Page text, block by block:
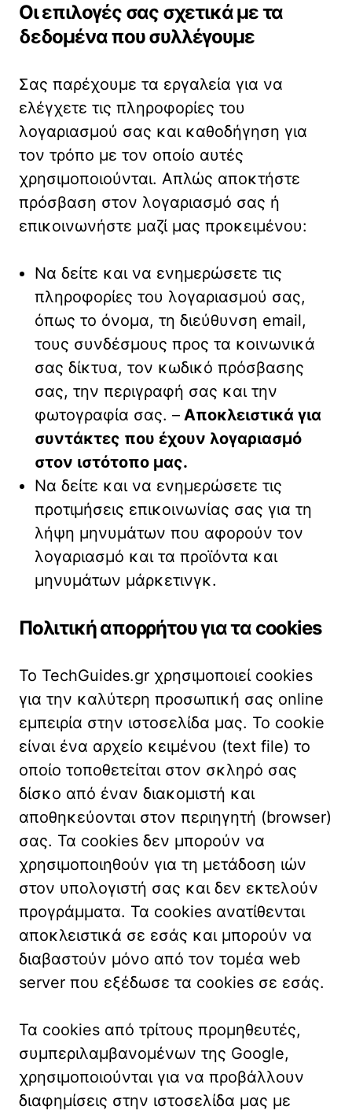
Οι επιλογές σας σχετικά με τα
δεδομένα που συλλέγουμε
Σας παρέχουμε τα εργαλεία για να
ελέγχετε τις πληροφορίες του
λογαριασμού σας και καθοδήγηση για
τον τρόπο με τον οποίο αυτές
χρησιμοποιούνται. Απλώς αποκτήστε
πρόσβαση στον λογαριασμό σας ή
επικοινωνήστε μαζί μας προκειμένου:
Να δείτε και να ενημερώσετε τις
πληροφορίες του λογαριασμού σας,
όπως το όνομα, τη διεύθυνση email,
τους συνδέσμους προς τα κοινωνικά
σας δίκτυα, τον κωδικό πρόσβασης
σας, την περιγραφή σας και την
φωτογραφία σας. – Αποκλειστικά για
συντάκτες που έχουν λογαριασμό
στον ιστότοπο μας.
Να δείτε και να ενημερώσετε τις
προτιμήσεις επικοινωνίας σας για τη
λήψη μηνυμάτων που αφορούν τον
λογαριασμό και τα προϊόντα και
μηνυμάτων μάρκετινγκ.
Πολιτική απορρήτου για τα cookies
Το TechGuides.gr χρησιμοποιεί cookies
για την καλύτερη προσωπική σας online
εμπειρία στην ιστοσελίδα μας. Το cookie
είναι ένα αρχείο κειμένου (text file) το
οποίο τοποθετείται στον σκληρό σας
δίσκο από έναν διακομιστή και
αποθηκεύονται στον περιηγητή (browser)
σας. Τα cookies δεν μπορούν να
χρησιμοποιηθούν για τη μετάδοση ιών
στον υπολογιστή σας και δεν εκτελούν
προγράμματα. Τα cookies ανατίθενται
αποκλειστικά σε εσάς και μπορούν να
διαβαστούν μόνο από τον τομέα web
server που εξέδωσε τα cookies σε εσάς.
Τα cookies από τρίτους προμηθευτές,
συμπεριλαμβανομένων της Google,
χρησιμοποιούνται για να προβάλλουν
διαφημίσεις στην ιστοσελίδα μας με